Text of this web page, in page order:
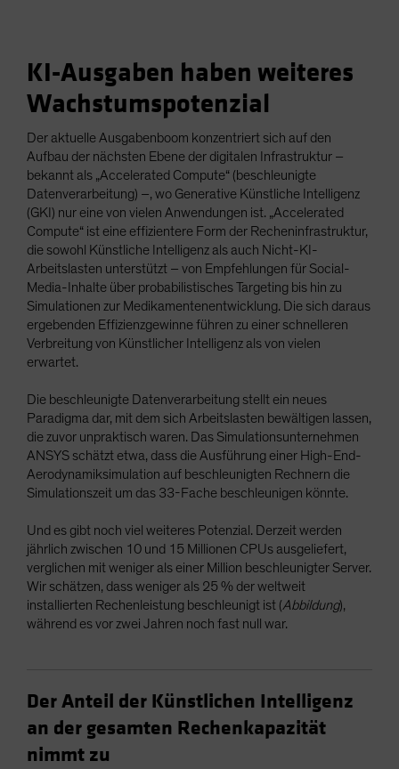
KI-Ausgaben haben weiteres
Wachstumspotenzial
Der aktuelle Ausgabenboom konzentriert sich auf den
Aufbau der nächsten Ebene der digitalen Infrastruktur –
bekannt als „Accelerated Compute“ (beschleunigte
Datenverarbeitung) –, wo Generative Künstliche Intelligenz
(GKI) nur eine von vielen Anwendungen ist. „Accelerated
Compute“ ist eine effizientere Form der Recheninfrastruktur,
die sowohl Künstliche Intelligenz als auch Nicht-KI-
Arbeitslasten unterstützt – von Empfehlungen für Social-
Media-Inhalte über probabilistisches Targeting bis hin zu
Simulationen zur Medikamentenentwicklung. Die sich daraus
ergebenden Effizienzgewinne führen zu einer schnelleren
Verbreitung von Künstlicher Intelligenz als von vielen
erwartet.
Die beschleunigte Datenverarbeitung stellt ein neues
Paradigma dar, mit dem sich Arbeitslasten bewältigen lassen,
die zuvor unpraktisch waren. Das Simulationsunternehmen
ANSYS schätzt etwa, dass die Ausführung einer High-End-
Aerodynamiksimulation auf beschleunigten Rechnern die
Simulationszeit um das 33-Fache beschleunigen könnte.
Und es gibt noch viel weiteres Potenzial. Derzeit werden
jährlich zwischen 10 und 15 Millionen CPUs ausgeliefert,
verglichen mit weniger als einer Million beschleunigter Server.
Wir schätzen, dass weniger als 25 % der weltweit
installierten Rechenleistung beschleunigt ist (Abbildung),
während es vor zwei Jahren noch fast null war.
Der Anteil der Künstlichen Intelligenz
an der gesamten Rechenkapazität
nimmt zu